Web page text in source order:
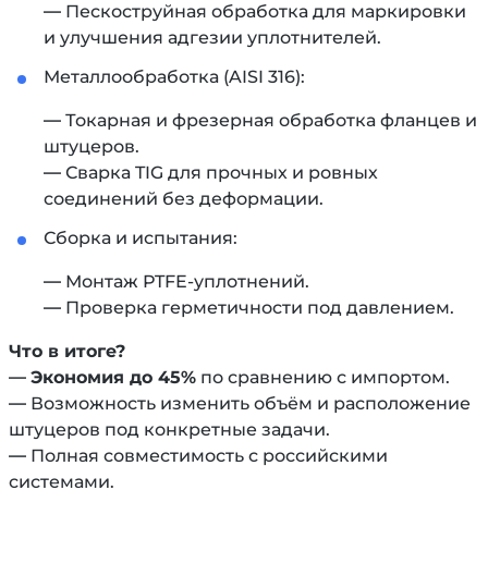
— Пескоструйная обработка для маркировки
и улучшения адгезии уплотнителей.
Металлообработка (AISI 316):
— Токарная и фрезерная обработка фланцев и
штуцеров.
— Сварка TIG для прочных и ровных
соединений без деформации.
Сборка и испытания:
— Монтаж PTFE-уплотнений.
— Проверка герметичности под давлением.
Что в итоге?
— Экономия до 45% по сравнению с импортом.
— Возможность изменить объём и расположение
штуцеров под конкретные задачи.
— Полная совместимость с российскими
системами.